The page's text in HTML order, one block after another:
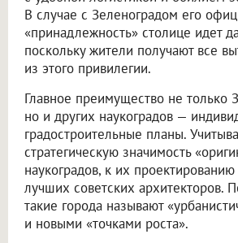
В случае с Зеленоградом его
«принадлежность» столице идет
поскольку жители получают все
из этого привилегии.
Главное преимущество не только
но и других наукоградов —
градостроительные планы.
стратегическую значимость
наукоградов, к их
лучших советских архитекторов.
такие города называют
и новыми «точками роста».